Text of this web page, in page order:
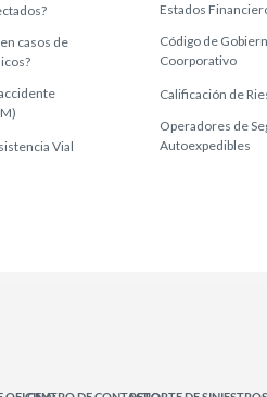
casos de
Vial
Estados
Código de
Coorporativo
Calificación de
Operadores de
Autoexpedibles